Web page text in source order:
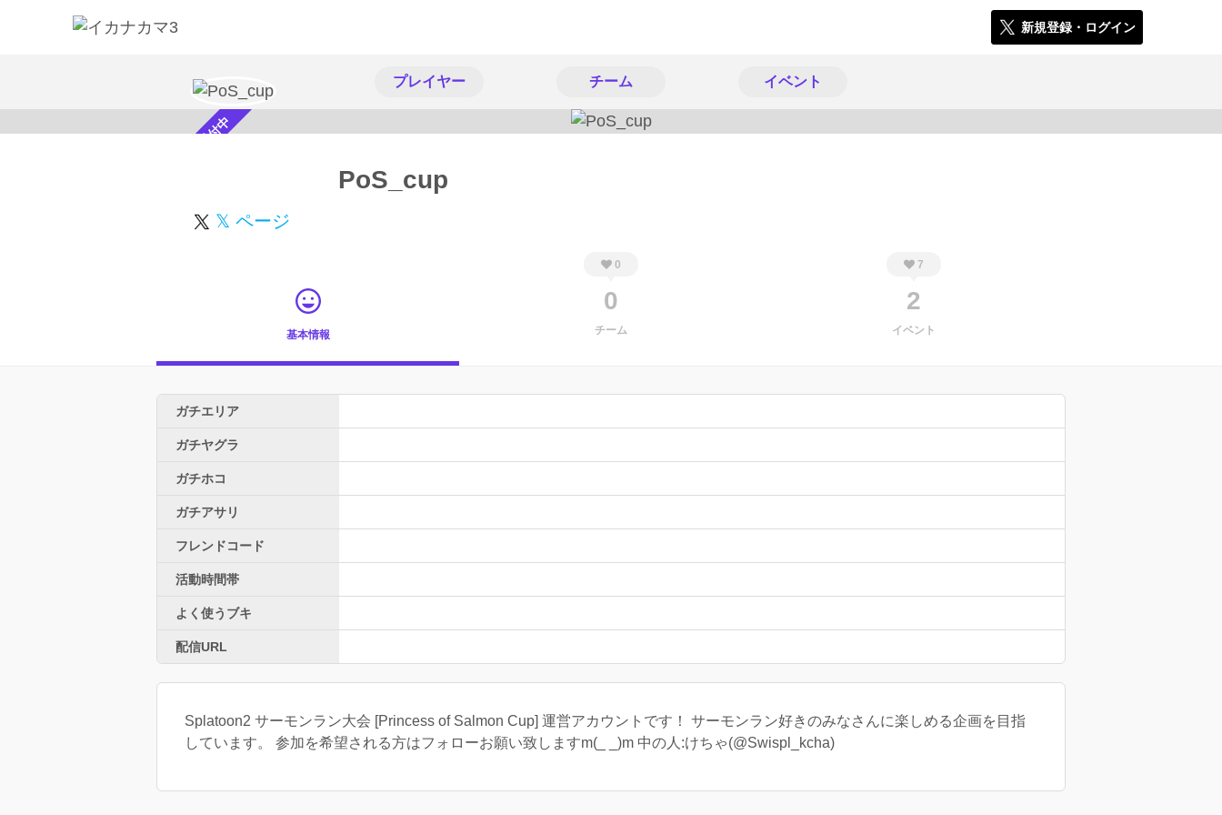
新規登録・ログイン
プレイヤー チーム イベント
スカウト受付中 PoS_cup
𝕏 ページ
基本情報
0
0
チーム
7
2
イベント
ガチエリア
ガチヤグラ
ガチホコ
ガチアサリ
フレンドコード
活動時間帯
よく使うブキ
配信URL
Splatoon2 サーモンラン大会 [Princess of Salmon Cup] 運営アカウントです！ サーモンラン好きのみなさんに楽しめる企画を目指
しています。 参加を希望される方はフォローお願い致しますm(_ _)m 中の人:けちゃ(@Swispl_kcha)